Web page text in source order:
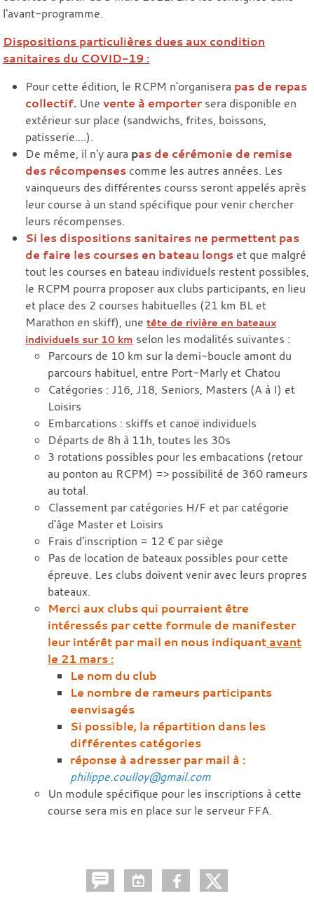
l'avant-programme.
Dispositions particulières dues aux condition
sanitaires du COVID-19 :
Pour cette édition, le RCPM n'organisera pas de repas
collectif. Une vente à emportersera disponible en
extérieur sur place (sandwichs, frites, boissons,
patisserie....).
De même, il n'y aura pas de cérémonie de remise
des récompenses comme les autres années. Les
vainqueurs des différentes courss seront appelés après
leur course à un stand spécifique pour venir chercher
leurs récompenses.
Si les dispositions sanitaires ne permettent pas
de faire les courses en bateau longs et que malgré
tout les courses en bateau individuels restent possibles,
le RCPM pourra proposer aux clubs participants, en lieu
et place des 2 courses habituelles (21 km BL et
Marathon en skiff), une tête de rivière en bateaux
individuels sur 10 km selon les modalités suivantes :
Parcours de 10 km sur la demi-boucle amont du
parcours habituel, entre Port-Marly et Chatou
Catégories : J16, J18, Seniors, Masters (A à I) et
Loisirs
Embarcations : skiffs et canoë individuels
Départs de 8h à 11h, toutes les 30s
3 rotations possibles pour les embacations (retour
au ponton au RCPM) => possibilité de 360 rameurs
au total.
Classement par catégories H/F et par catégorie
d'âge Master et Loisirs
Frais d'inscription = 12 € par siège
Pas de location de bateaux possibles pour cette
épreuve. Les clubs doivent venir avec leurs propres
bateaux.
Merci aux clubs qui pourraient être
intéressés par cette formule de manifester
leur intérêt par mail en nous indiquant avant
le 21 mars :
Le nom du club
Le nombre de rameurs participants
eenvisagés
Si possible, la répartition dans les
différentes catégories
réponse à adresser par mail à :
philippe.coulloy@gmail.com
Un module spécifique pour les inscriptions à cette
course sera mis en place sur le serveur FFA.